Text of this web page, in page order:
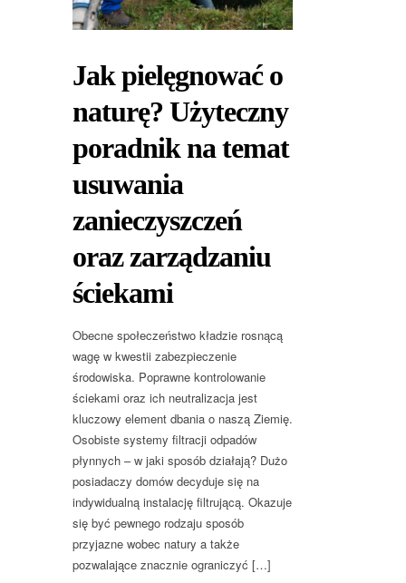
Jak pielęgnować o
naturę? Użyteczny
poradnik na temat
usuwania
zanieczyszczeń
oraz zarządzaniu
ściekami
Obecne społeczeństwo kładzie rosnącą
wagę w kwestii zabezpieczenie
środowiska. Poprawne kontrolowanie
ściekami oraz ich neutralizacja jest
kluczowy element dbania o naszą Ziemię.
Osobiste systemy filtracji odpadów
płynnych – w jaki sposób działają? Dużo
posiadaczy domów decyduje się na
indywidualną instalację filtrującą. Okazuje
się być pewnego rodzaju sposób
przyjazne wobec natury a także
pozwalające znacznie ograniczyć […]